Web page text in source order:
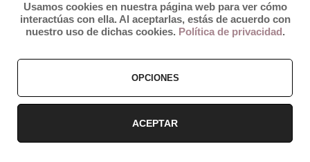
© 2019 by Débora Colette
Términos y Condiciones–Pagos y Envíos–Cambios y Devoluciones
Usamos cookies en nuestra página web para ver cómo
interactúas con ella. Al aceptarlas, estás de acuerdo con
nuestro uso de dichas cookies. Política de privacidad .
OPCIONES
ACEPTAR